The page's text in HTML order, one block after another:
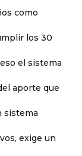
como
los 30
el sistema
aporte que
sistema
exige un